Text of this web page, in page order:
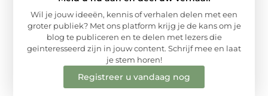
Wil je jouw ideeën, kennis of verhalen delen met een
groter publiek? Met ons platform krijg je de kans om je
blog te publiceren en te delen met lezers die
geïnteresseerd zijn in jouw content. Schrijf mee en laat
je stem horen!
Registreer u vandaag nog